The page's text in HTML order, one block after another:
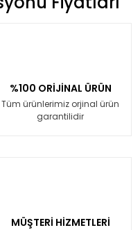
%100 ORİJİNAL ÜRÜN
Tüm ürünlerimiz orjinal ürün
garantilidir
MÜŞTERİ HİZMETLERİ